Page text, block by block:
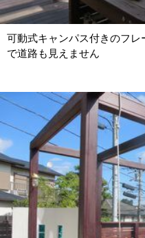
可動式キャンパス付きのフ
で道路も見えません